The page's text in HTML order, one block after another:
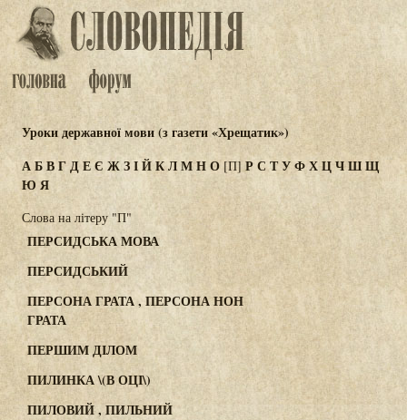
Уроки державної мови (з газети «Хрещатик»)
АБВГДЕЄ ЖЗІЙКЛМНО [П] РСТУФХЦЧШЩ
Ю Я
Слова на літеру "П"
ПЕРСИДСЬКА МОВА
ПЕРСИДСЬКИЙ
ПЕРСОНА ГРАТА , ПЕРСОНА НОН
ГРАТА
ПЕРШИМ ДІЛОМ
ПИЛИНКА \(В ОЦІ\)
ПИЛОВИЙ , ПИЛЬНИЙ